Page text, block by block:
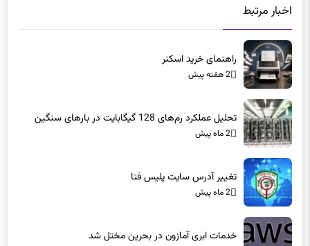
اخبار مرتبط
راهنمای خرید اسکنر
2 هفته پیش
تحلیل عملکرد رم‌های 128 گیگابایت در بارهای سنگین
2 ماه پیش
تغییر آدرس سایت پلیس فتا
2 ماه پیش
خدمات ابری آمازون در بحرین مختل شد